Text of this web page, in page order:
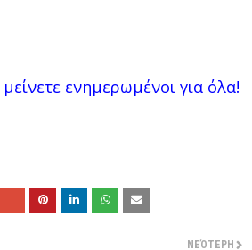
μείνετε ενημερωμένοι για όλα!
ΝΕΌΤΕΡΗ